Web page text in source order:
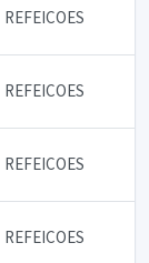
REFEICOES
REFEICOES
REFEICOES
REFEICOES